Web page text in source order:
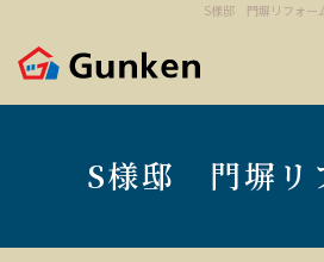
S様邸 門塀リフォー
S様邸 門塀リ